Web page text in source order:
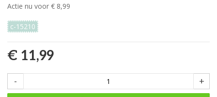
Actie nu voor € 8,99
c-15210
€ 11,99
- +